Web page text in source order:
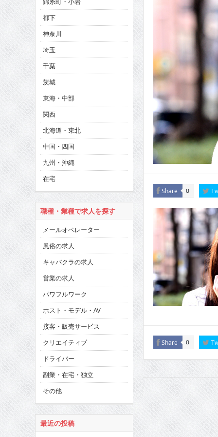
CINEMA×STYLE 286号
CINEMA×STYLE 285号
CINEMA×STYLE 294号
Share 0
Share 0
都下
神奈川
埼玉
千葉
茨城
東海・中部
関西
北海道・東北
中国・四国
九州・沖縄
在宅
職種・業種で求人を探す
メールオペレーター
風俗の求人
キャバクラの求人
営業の求人
パワフルワーク
ホスト・モデル・AV
接客・販売サービス
クリエイティブ
ドライバー
副業・在宅・独立
その他
最近の投稿